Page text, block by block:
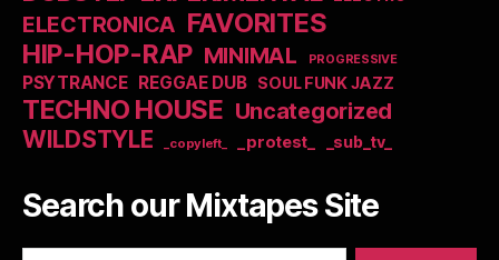
ELECTRONICA FAVORITES
HIP-HOP-RAP MINIMAL PROGRESSIVE
PSYTRANCE REGGAE DUB SOUL FUNK JAZZ
TECHNO HOUSE Uncategorized
WILDSTYLE _copyleft_ _protest_ _sub_tv_
Search our Mixtapes Site